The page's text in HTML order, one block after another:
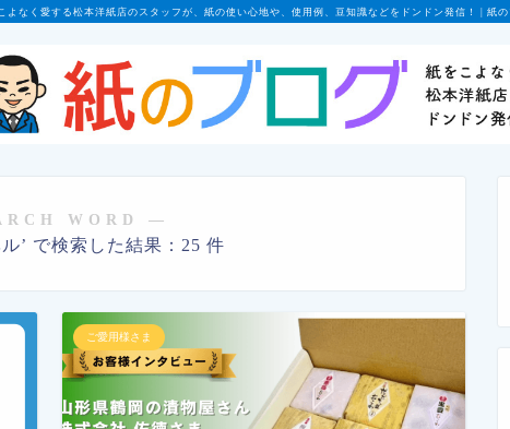
よなく愛する松本洋紙店のスタッフが、紙の使い心地や、使用例、豆知識などをドンドン発信！ | 紙の
WORD ―
’ で検索した結果：25 件
ご愛用様さま